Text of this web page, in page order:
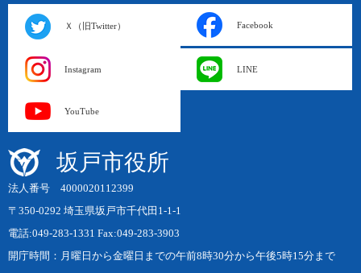
Ｘ（旧Twitter） Facebook
Instagram LINE
YouTube
坂戸市役所
法人番号 4000020112399
〒350-0292 埼玉県坂戸市千代田1-1-1
電話:049-283-1331 Fax:049-283-3903
開庁時間：月曜日から金曜日までの午前8時30分から午後5時15分まで